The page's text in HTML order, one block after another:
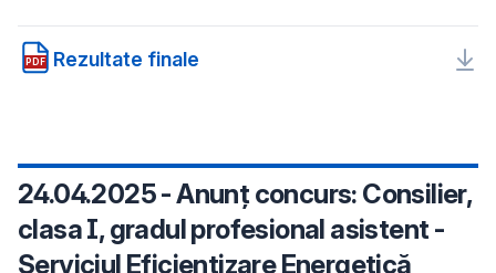
PDF Rezultate finale
24.04.2025 - Anunț concurs: Consilier,
clasa I, gradul profesional asistent -
Serviciul Eficientizare Energetică